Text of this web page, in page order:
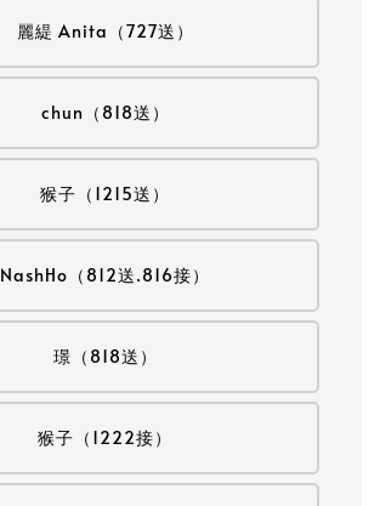
麗緹 Anita（727送）
chun（818送）
猴子（1215送）
NashHo（812送.816接）
璟（818送）
猴子（1222接）